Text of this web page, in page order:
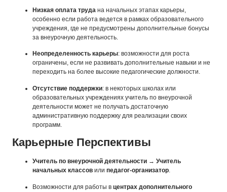
Низкая оплата труда на начальных этапах карьеры,
особенно если работа ведется в рамках образовательного
учреждения, где не предусмотрены дополнительные бонусы
за внеурочную деятельность.
Неопределенность карьеры: возможности для роста
ограничены, если не развивать дополнительные навыки и не
переходить на более высокие педагогические должности.
Отсутствие поддержки: в некоторых школах или
образовательных учреждениях учитель по внеурочной
деятельности может не получать достаточную
административную поддержку для реализации своих
программ.
Карьерные Перспективы
Учитель по внеурочной деятельности → Учитель
начальных классов или педагог-организатор.
Возможности для работы в центрах дополнительного